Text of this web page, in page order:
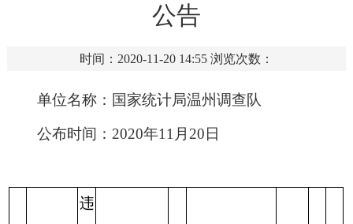
公告
时间：2020-11-20 14:55 浏览次数：
单位名称：国家统计局温州调查队
公布时间：2020年11月20日
违